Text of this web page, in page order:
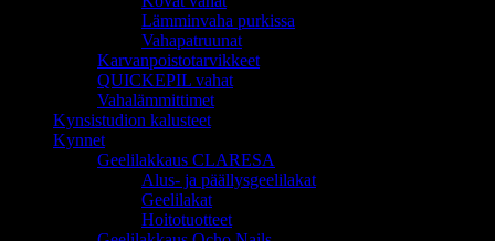
Lämminvaha purkissa
Vahapatruunat
Karvanpoistotarvikkeet
QUICKEPIL vahat
Vahalämmittimet
Kynsistudion kalusteet
Kynnet
Geelilakkaus CLARESA
Alus- ja päällysgeelilakat
Geelilakat
Hoitotuotteet